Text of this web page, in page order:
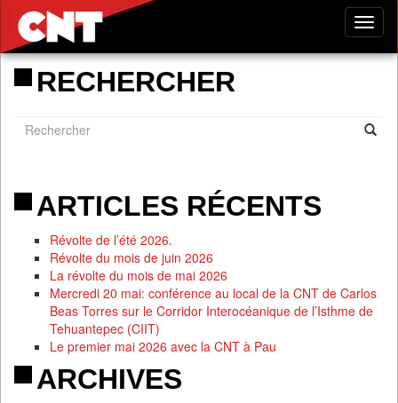
RECHERCHER
ARTICLES RÉCENTS
Révolte de l’été 2026.
Révolte du mois de juin 2026
La révolte du mois de mai 2026
Mercredi 20 mai: conférence au local de la CNT de Carlos
Beas Torres sur le Corridor Interocéanique de l’Isthme de
Tehuantepec (CIIT)
Le premier mai 2026 avec la CNT à Pau
ARCHIVES